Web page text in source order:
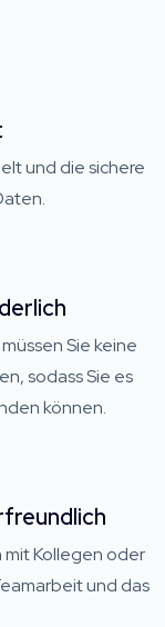
und die sichere
Sie keine
sodass Sie es
können.
mit Kollegen oder
und das